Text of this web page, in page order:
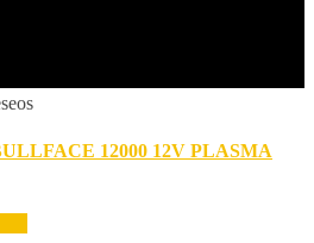
12000 12V PLASMA